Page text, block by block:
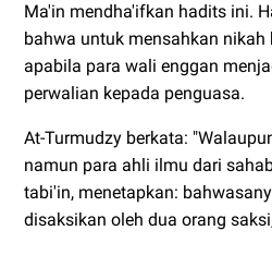
Ma'in mendha'ifkan hadits ini.
bahwa untuk mensahkan
apabila para wali enggan
perwalian kepada penguasa.
At-Turmudzy berkata:
namun para ahli ilmu dari
tabi'in, menetapkan:
disaksikan oleh dua orang